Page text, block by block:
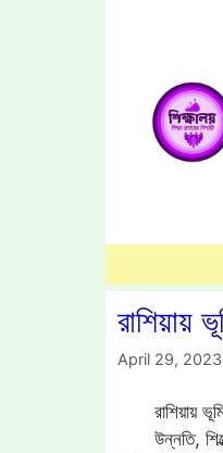
রাশিয়ায়
April 29, 2023
রাশিয়ায়
উন্নতি,